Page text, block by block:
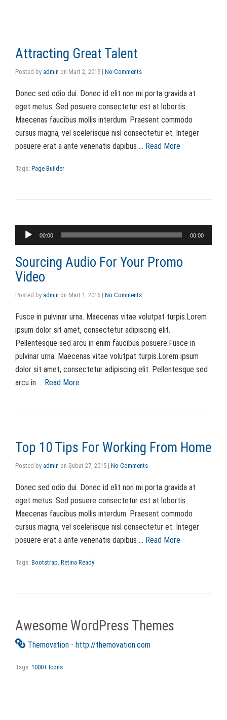
Attracting Great Talent
Posted by admin on Mart 2, 2015 | No Comments
Donec sed odio dui. Donec id elit non mi porta gravida at
eget metus. Sed posuere consectetur est at lobortis.
Maecenas faucibus mollis interdum. Praesent commodo
cursus magna, vel scelerisque nisl consectetur et. Integer
posuere erat a ante venenatis dapibus … Read More
Tags: Page Builder
Ses
oynatıcı
00:00 00:00
Sourcing Audio For Your Promo
Video
Posted by admin on Mart 1, 2015 | No Comments
Fusce in pulvinar urna. Maecenas vitae volutpat turpis.Lorem
ipsum dolor sit amet, consectetur adipiscing elit.
Pellentesque sed arcu in enim faucibus posuere.Fusce in
pulvinar urna. Maecenas vitae volutpat turpis.Lorem ipsum
dolor sit amet, consectetur adipiscing elit. Pellentesque sed
arcu in … Read More
Top 10 Tips For Working From Home
Posted by admin on Şubat 27, 2015 | No Comments
Donec sed odio dui. Donec id elit non mi porta gravida at
eget metus. Sed posuere consectetur est at lobortis.
Maecenas faucibus mollis interdum. Praesent commodo
cursus magna, vel scelerisque nisl consectetur et. Integer
posuere erat a ante venenatis dapibus … Read More
Tags: Bootstrap, Retina Ready
Awesome WordPress Themes
Themovation - http://themovation.com
Tags: 1000+ Icons